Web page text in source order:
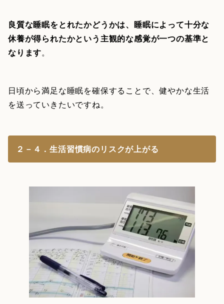
良質な睡眠をとれたかどうかは、睡眠によって十分な
休養が得られたかという主観的な感覚が一つの基準と
なります。
日頃から満足な睡眠を確保することで、健やかな生活
を送っていきたいですね。
２－４．生活習慣病のリスクが上がる